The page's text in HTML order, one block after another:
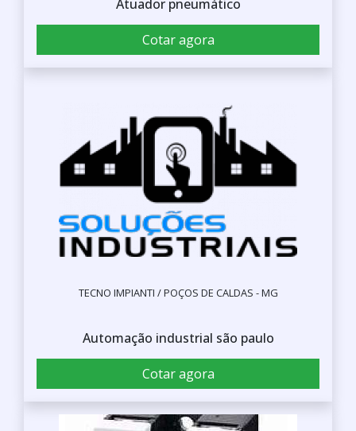
Atuador pneumático
Cotar agora
TECNO IMPIANTI / POÇOS DE CALDAS - MG
Automação industrial são paulo
Cotar agora